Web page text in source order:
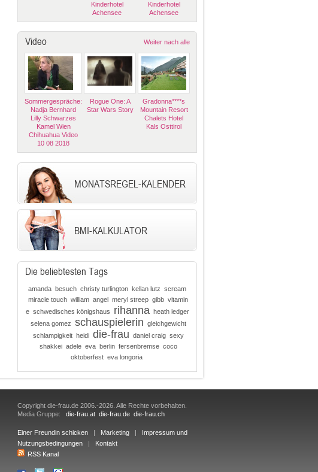
Kinderhotel
Achensee
Kinderhotel
Achensee
Video Weiter nach alle
Sommergespräche:
Nadja Bernhard
Lilly Schwarzes
Kamel Wien
Chihuahua Video
10 08 2018
Rogue One: A
Star Wars Story
Gradonna****s
Mountain Resort
Chalets Hotel
Kals Osttirol
MONATSREGEL-KALENDER
BMI-KALKULATOR
Die beliebtesten Tags
amanda besuch christy turlington kellan lutz scream
miracle touch william angel meryl streep gibb vitamin
e schwedisches königshaus rihanna heath ledger
selena gomez schauspielerin gleichgewicht
schlampigkeit heidi die-frau daniel craig sexy
shakkei adele eva berlin fersenbremse coco
oktoberfest eva longoria
Copyright die-frau.de 2006.-2026. Alle Rechte vorbehalten.
Media Gruppe: die-frau.at die-frau.de die-frau.ch
Einer Freundin schicken | Marketing | Impressum und
Nutzungsbedingungen | Kontakt
RSS Kanal